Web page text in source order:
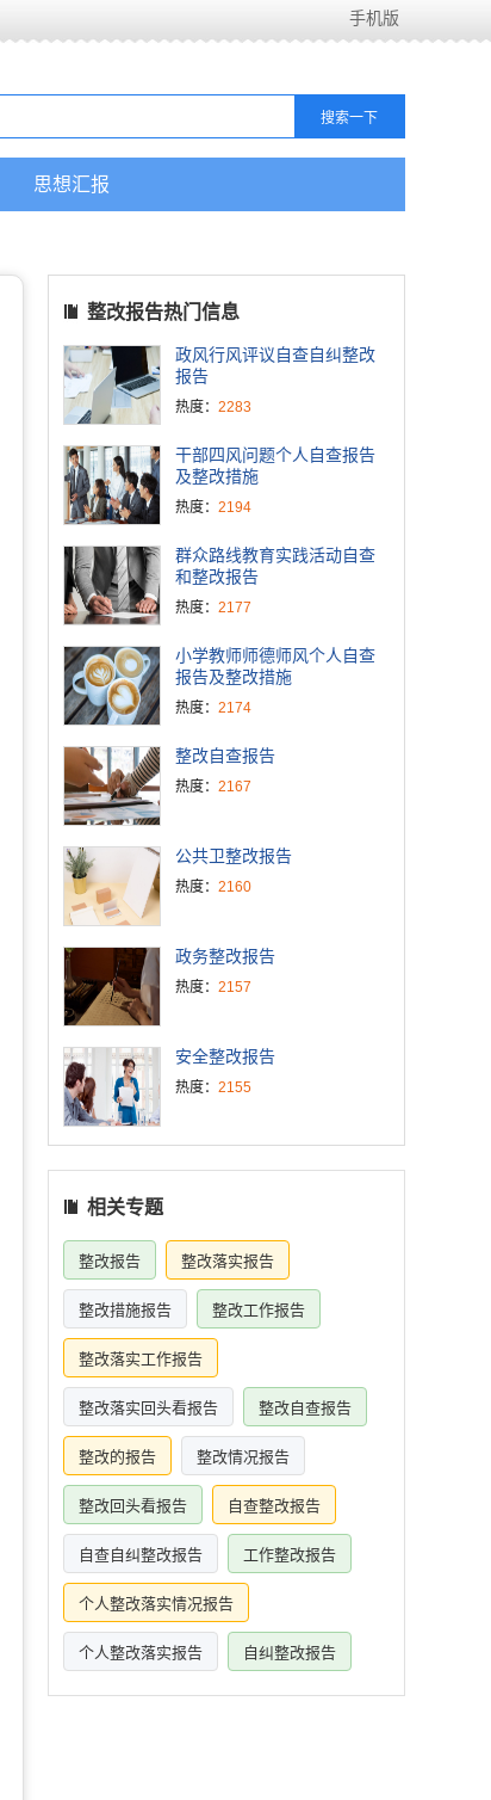
手机版
思想汇报
整改报告热门信息
政风行风评议自查自纠整改
报告
热度： 2283
干部四风问题个人自查报告
及整改措施
热度： 2194
群众路线教育实践活动自查
和整改报告
热度： 2177
小学教师师德师风个人自查
报告及整改措施
热度： 2174
整改自查报告
热度： 2167
公共卫整改报告
热度： 2160
政务整改报告
热度： 2157
安全整改报告
热度： 2155
相关专题
整改报告 整改落实报告
整改措施报告 整改工作报告
整改落实工作报告
整改落实回头看报告 整改自查报告
整改的报告 整改情况报告
整改回头看报告 自查整改报告
自查自纠整改报告 工作整改报告
个人整改落实情况报告
个人整改落实报告 自纠整改报告